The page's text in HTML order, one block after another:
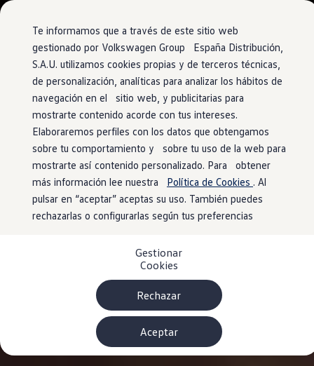
Te informamos que a través de este sitio web
gestionado por Volkswagen Group España Distribución,
S.A.U. utilizamos cookies propias y de terceros técnicas,
de personalización, analíticas para analizar los hábitos de
navegación en el sitio web, y publicitarias para
mostrarte contenido acorde con tus intereses.
Elaboraremos perfiles con los datos que obtengamos
sobre tu comportamiento y sobre tu uso de la web para
mostrarte así contenido personalizado. Para obtener
más información lee nuestra Política de Cookies . Al
pulsar en “aceptar” aceptas su uso. También puedes
rechazarlas o configurarlas según tus preferencias
Aceptar
Rechazar
Gestionar
Cookies
Ir
directamente
al contenido
Ir
directamente
al pie de
página
ComercialesConoce todos los modelos
Configura todos los modelos
Ver todos los modelos
Ver todos los modelos
Soluciones estandarizadas
Campers
Ofertas y stock
Ofertas para profesionales
Volkswagen nuevo en stock
Volkswagen de ocasión en stock
Ofertas para particulares
Volkswagen nuevo en stock
Volkswagen de ocasión
Eléctricos e híbridos
Simulador de autonomía
Simulador de carga
Ventajas para profesionales
Ventajas para particulares
Profesionales
My Leasing
Financiación Estándar
Financiación para Volkswagen de ocasión
Seguros
Volkswagen 4Business